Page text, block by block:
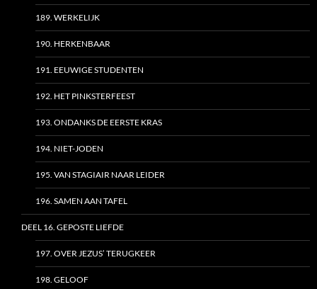
189. WERKELIJK
190. HERKENBAAR
191. EEUWIGE STUDENTEN
192. HET PINKSTERFEEST
193. ONDANKS DE EERSTE KRAS
194. NIET-JODEN
195. VAN STAGIAIR NAAR LEIDER
196. SAMEN AAN TAFEL
DEEL 16. GEPOSTE LIEFDE
197. OVER JEZUS’ TERUGKEER
198. GELOOF